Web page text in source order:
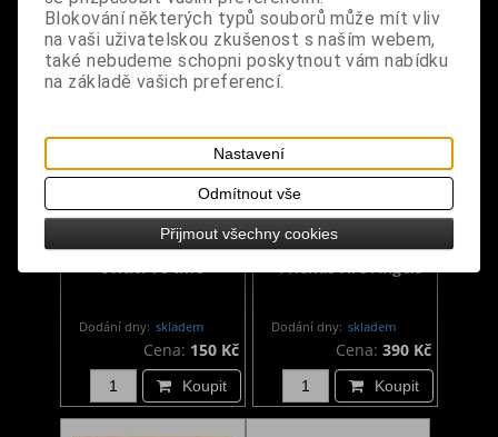
Náhrdelník růženec
svítící ve tmě
Dodání dny: skladem
Cena: 150 Kč
Koupit
Náhrdelník v krabičce
- Friends Are Angels
Dodání dny: skladem
Cena: 390 Kč
Koupit
Blokování některých typů souborů může mít vliv
na vaši uživatelskou zkušenost s naším webem,
také nebudeme schopni poskytnout vám nabídku
na základě vašich preferencí.
Nastavení
Odmítnout vše
Přijmout všechny cookies